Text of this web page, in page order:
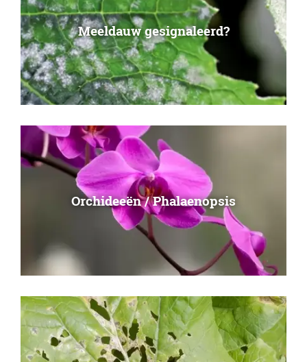
Meeldauw gesignaleerd?
Orchideeën / Phalaenopsis